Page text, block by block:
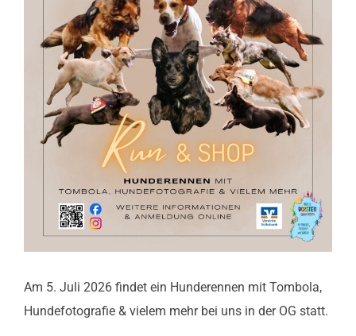
Am 5. Juli 2026 findet ein Hunderennen mit Tombola,
Hundefotografie & vielem mehr bei uns in der OG statt.